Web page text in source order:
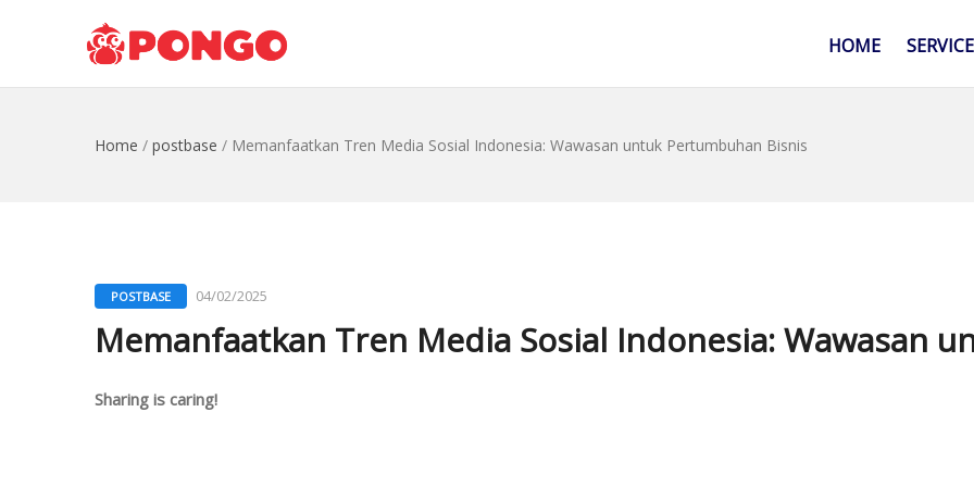
HOME
Home / postbase / Memanfaatkan Tren Media Sosial Indonesia: Wawasan untuk Pertumbuhan Bisnis
POSTBASE 04/02/2025
Memanfaatkan Tren Media Sosial Indonesia: Wawasan
Sharing is caring!